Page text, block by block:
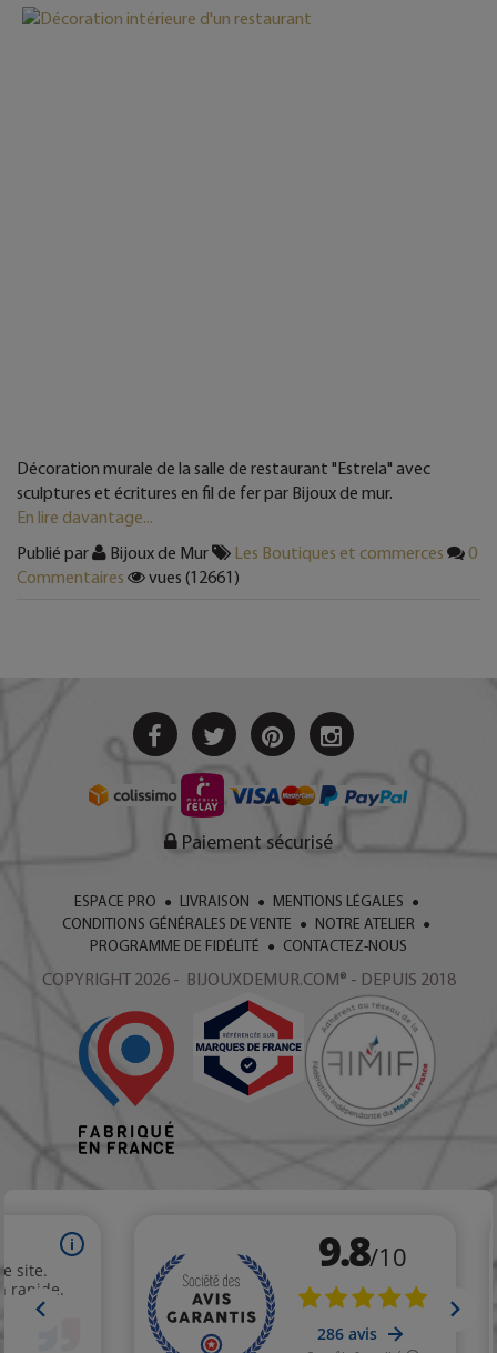
Décoration murale de la salle de restaurant "Estrela" avec
sculptures et écritures en fil de fer par Bijoux de mur.
En lire davantage...
Publié par
Bijoux de Mur Les Boutiques et commerces
0
Commentaires
vues (12661)
Paiement sécurisé
ESPACE PRO LIVRAISON
MENTIONS LÉGALES
CONDITIONS GÉNÉRALES DE VENTE
NOTRE ATELIER
PROGRAMME DE FIDÉLITÉ
CONTACTEZ-NOUS
COPYRIGHT 2026 - BIJOUXDEMUR.COM® - DEPUIS 2018